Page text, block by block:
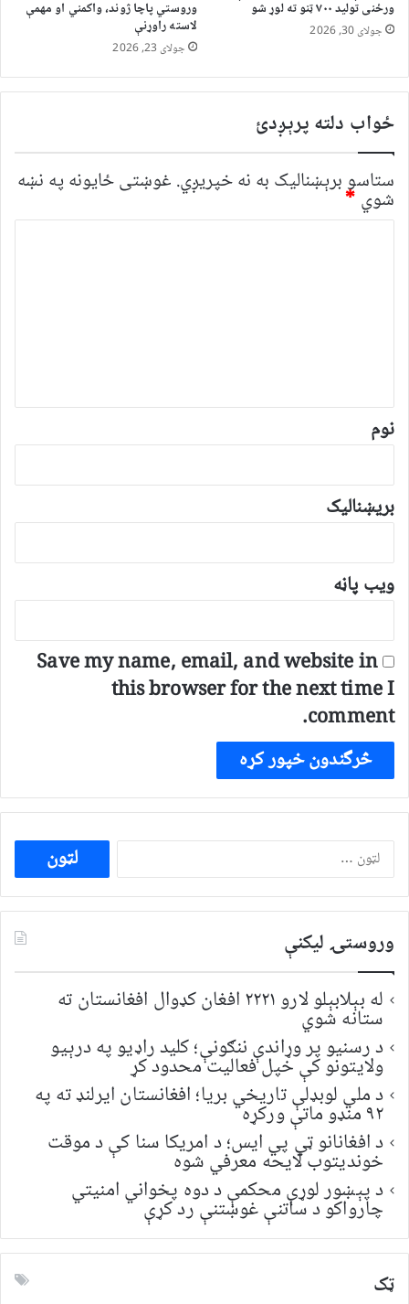
ورځنی تولید ۷۰۰ ټنو ته لوړ شو
جولای 30, 2026
وروستي پاچا ژوند، واکمني او مهمې
لاسته راوړنې
جولای 23, 2026
ځواب دلته پرېږدئ
ستاسو برېښناليک به نه خپريږي. غوښتى ځایونه په نښه
شوي *
*
نوم
بریښنالیک
ویب پاڼه
Save my name, email, and website in
this browser for the next time I
comment.
ددی
لپاره
لټون:
وروستۍ ليکنې
له بېلابېلو لارو ۲۲۲۱ افغان کډوال افغانستان ته
ستانه شوي
د رسنیو پر وړاندې ننګونې؛ کلید راډیو په درېیو
ولایتونو کې خپل فعالیت محدود کړ
د ملي لوبډلې تاریخي بریا؛ افغانستان ایرلنډ ته په
۹۲ منډو ماتې ورکړه
د افغانانو ټي پي ایس؛ د امریکا سنا کې د موقت
خونديتوب لایحه معرفي شوه
د پېښور لوړې محکمې د دوه پخواني امنیتي
چارواکو د ساتنې غوښتنې رد کړې
ټک